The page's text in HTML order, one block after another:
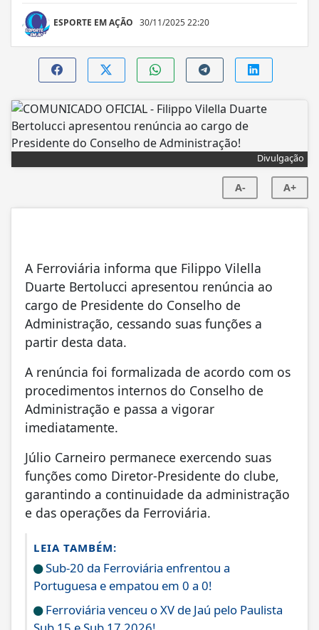
ESPORTE EM AÇÃO 30/11/2025 22:20
Divulgação
A- A+
A Ferroviária informa que Filippo Vilella
Duarte Bertolucci apresentou renúncia ao
cargo de Presidente do Conselho de
Administração, cessando suas funções a
partir desta data.
A renúncia foi formalizada de acordo com os
procedimentos internos do Conselho de
Administração e passa a vigorar
imediatamente.
Júlio Carneiro permanece exercendo suas
funções como Diretor-Presidente do clube,
garantindo a continuidade da administração
e das operações da Ferroviária.
LEIA TAMBÉM:
Sub-20 da Ferroviária enfrentou a
Portuguesa e empatou em 0 a 0!
Ferroviária venceu o XV de Jaú pelo Paulista